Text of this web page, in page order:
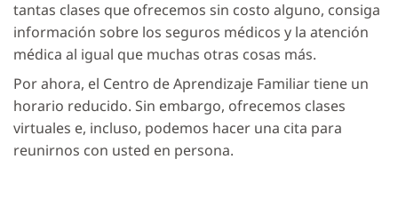
tantas clases que ofrecemos sin costo alguno, consiga
información sobre los seguros médicos y la atención
médica al igual que muchas otras cosas más.
Por ahora, el Centro de Aprendizaje Familiar tiene un
horario reducido. Sin embargo, ofrecemos clases
virtuales e, incluso, podemos hacer una cita para
reunirnos con usted en persona.